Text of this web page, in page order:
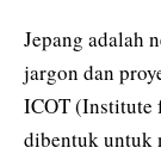
Jepang adalah
jargon dan
ICOT (Institute
dibentuk untuk